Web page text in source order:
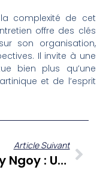
complexité de cet
offre des clés
son organisation,
Il invite à une
bien plus qu’une
et de l’esprit
Article Suivant
Body Ngoy : Un Regard Congolo-Canadien Sur L’universalité De Kassav’